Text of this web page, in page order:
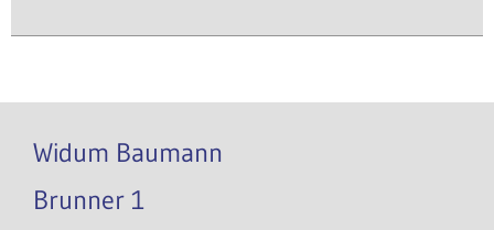
Widum Baumann
Brunner 1